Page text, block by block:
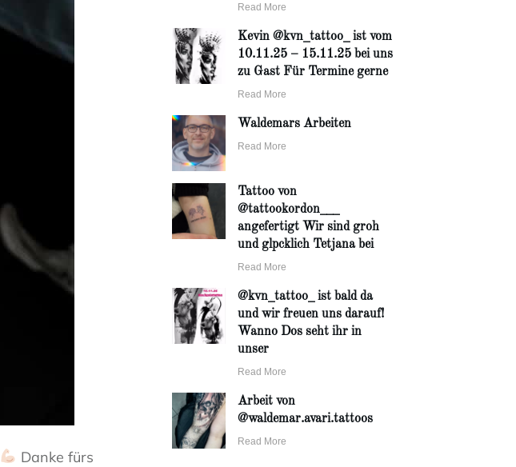
Danke fürs
Read More
Kevin @kvn_tattoo_ ist vom
10.11.25 – 15.11.25 bei uns
zu Gast Für Termine gerne
Read More
Waldemars Arbeiten
Read More
Tattoo von
@tattookordon___
angefertigt Wir sind groh
und glpcklich Tetjana bei
Read More
@kvn_tattoo_ ist bald da
und wir freuen uns darauf!
Wanno Dos seht ihr in
unser
Read More
Arbeit von
@waldemar.avari.tattoos
Read More